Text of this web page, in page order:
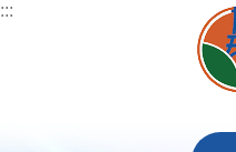
跳到主要內容區塊
:::